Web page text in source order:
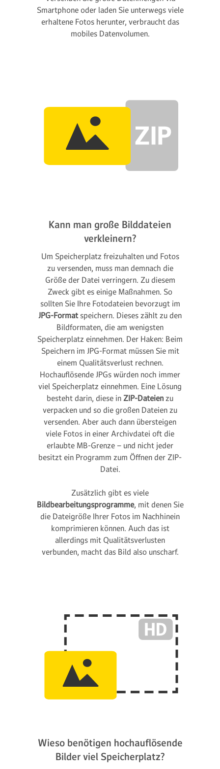
Smartphone oder laden Sie unterwegs viele
erhaltene Fotos herunter, verbraucht das
mobiles Datenvolumen.
Kann man große Bilddateien
verkleinern?
Um Speicherplatz freizuhalten und Fotos
zu versenden, muss man demnach die
Größe der Datei verringern. Zu diesem
Zweck gibt es einige Maßnahmen. So
sollten Sie Ihre Fotodateien bevorzugt im
JPG-Formatspeichern. Dieses zählt zu den
Bildformaten, die am wenigsten
Speicherplatz einnehmen. Der Haken: Beim
Speichern im JPG-Format müssen Sie mit
einem Qualitätsverlust rechnen.
Hochauflösende JPGs würden noch immer
viel Speicherplatz einnehmen. Eine Lösung
besteht darin, diese in ZIP-Dateien zu
verpacken und so die großen Dateien zu
versenden. Aber auch dann übersteigen
viele Fotos in einer Archivdatei oft die
erlaubte MB-Grenze – und nicht jeder
besitzt ein Programm zum Öffnen der ZIP-
Datei.
Zusätzlich gibt es viele
Bildbearbeitungsprogramme, mit denen Sie
die Dateigröße Ihrer Fotos im Nachhinein
komprimieren können. Auch das ist
allerdings mit Qualitätsverlusten
verbunden, macht das Bild also unscharf.
Wieso benötigen hochauflösende
Bilder viel Speicherplatz?